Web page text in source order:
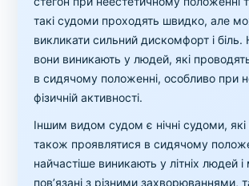
такі судоми проходять швидко, але
викликати сильний дискомфорт і біль.
вони виникають у людей, які
в сидячому положенні, особливо при
фізичній активності.
Іншим видом судом є нічні судоми,
також проявлятися в сидячому
найчастіше виникають у літніх людей
пов’язані з різними захворюваннями,